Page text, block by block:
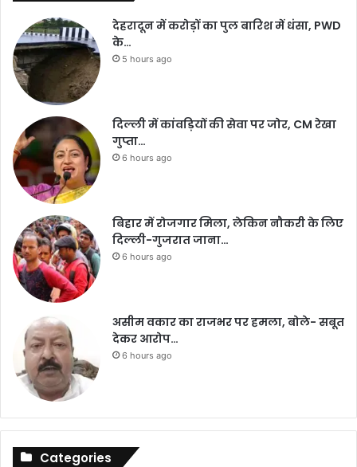
देहरादून में करोड़ों का पुल बारिश में धंसा, PWD
के…
5 hours ago
दिल्ली में कांवड़ियों की सेवा पर जोर, CM रेखा
गुप्ता…
6 hours ago
बिहार में रोजगार मिला, लेकिन नौकरी के लिए
दिल्ली-गुजरात जाना…
6 hours ago
असीम वकार का राजभर पर हमला, बोले- सबूत
देकर आरोप…
6 hours ago
Categories